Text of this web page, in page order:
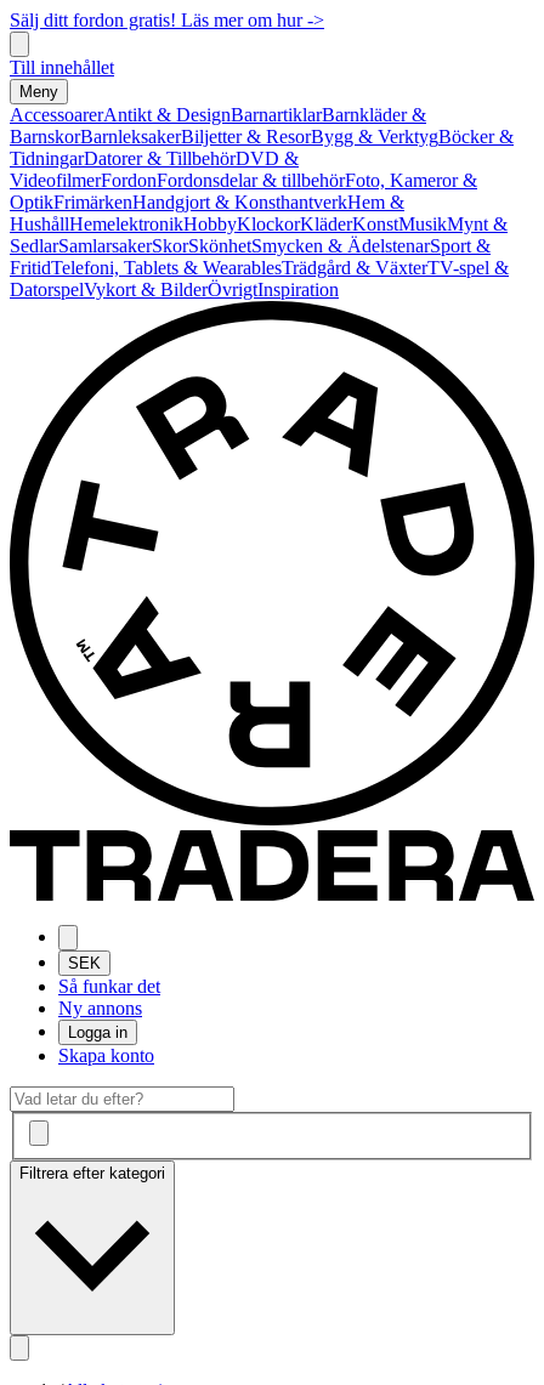
Sälj ditt fordon gratis! Läs mer om hur ->
Till innehållet
Meny
AccessoarerAntikt & DesignBarnartiklarBarnkläder &
BarnskorBarnleksakerBiljetter & ResorBygg & VerktygBöcker &
TidningarDatorer & TillbehörDVD &
VideofilmerFordonFordonsdelar & tillbehörFoto, Kameror &
OptikFrimärkenHandgjort & KonsthantverkHem &
HushållHemelektronikHobbyKlockorKläderKonstMusikMynt &
SedlarSamlarsakerSkorSkönhetSmycken & ÄdelstenarSport &
FritidTelefoni, Tablets & WearablesTrädgård & VäxterTV-spel &
DatorspelVykort & BilderÖvrigtInspiration
SEK
Så funkar det
Ny annons
Logga in
Skapa konto
Filtrera efter kategori